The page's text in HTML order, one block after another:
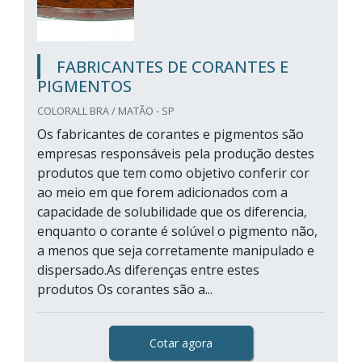
FABRICANTES DE CORANTES E
PIGMENTOS
COLORALL BRA / MATÃO - SP
Os fabricantes de corantes e pigmentos são
empresas responsáveis pela produção destes
produtos que tem como objetivo conferir cor
ao meio em que forem adicionados com a
capacidade de solubilidade que os diferencia,
enquanto o corante é solúvel o pigmento não,
a menos que seja corretamente manipulado e
dispersado.As diferenças entre estes
produtos Os corantes são a...
Cotar agora